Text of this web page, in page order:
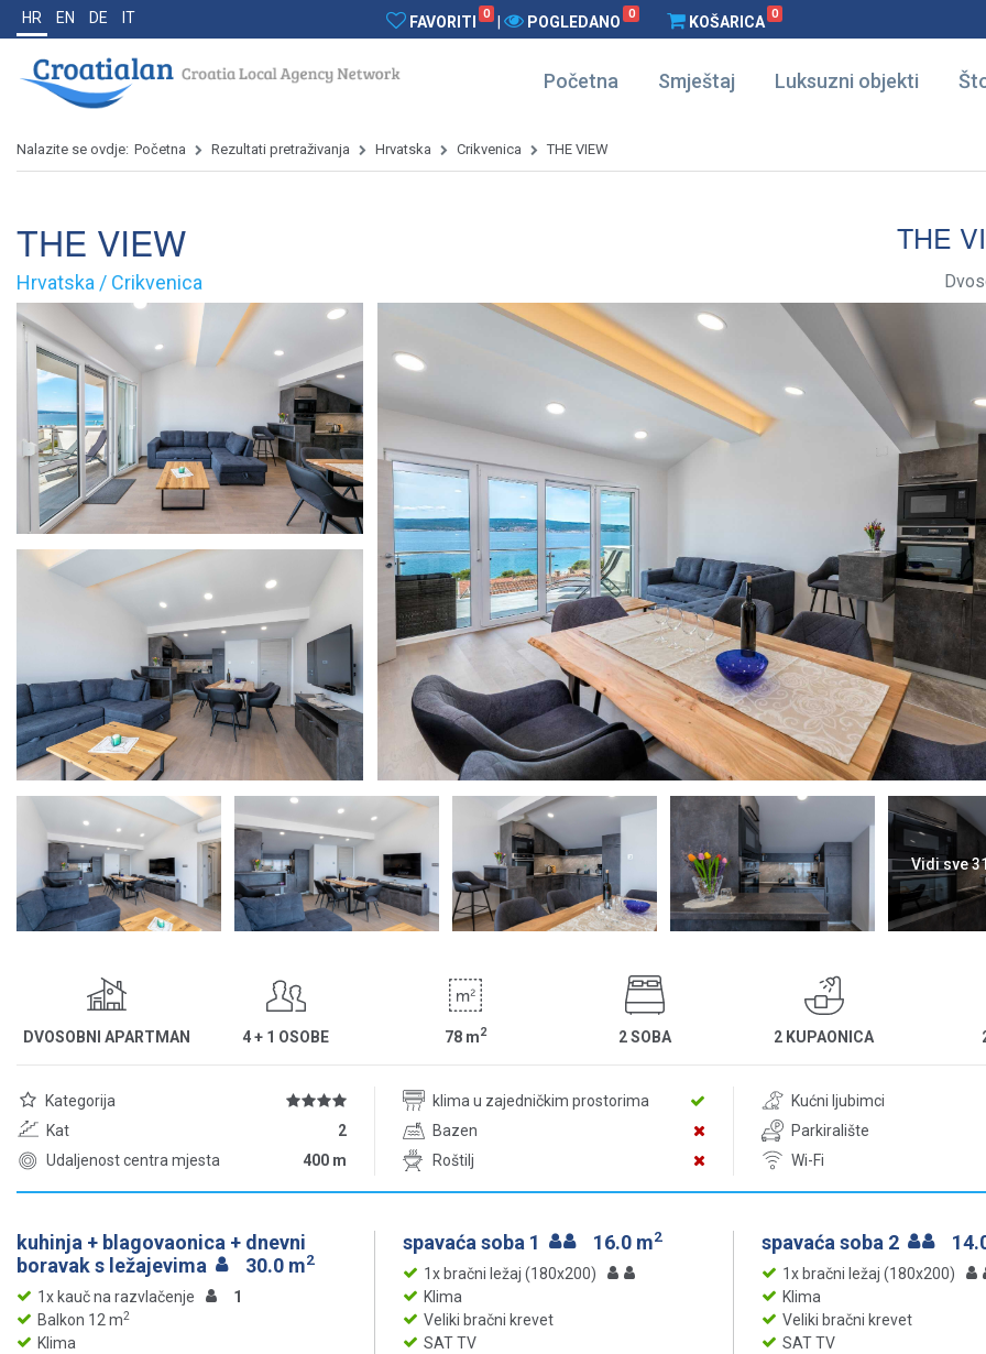
HR EN DE IT FAVORITI 0 POGLEDANO 0 KOŠARICA 0
Početna Smještaj Luksuzni objekti
Nalazite se ovdje: Početna Rezultati pretraživanja Hrvatska Crikvenica THE VIEW
THE VIEW THE
Hrvatska / Crikvenica
Vidi sve
DVOSOBNI APARTMAN 4 + 1 OSOBE 78 m2 2 SOBA 2 KUPAONICA
Kategorija klima u zajedničkim prostorima
Kućni ljubimci
Kat
2 Bazen
Parkiralište
Udaljenost centra mjesta
400 m Roštilj Wi-Fi
kuhinja + blagovaonica + dnevni
boravak s ležajevima
30.0 m2
1x kauč na razvlačenje
1
Balkon 12 m2
Klima
spavaća soba 1 16.0 m2
1x bračni ležaj (180x200)
Klima
Veliki bračni krevet
SAT TV
spavaća soba 2
1x bračni ležaj (180x200)
Klima
Veliki bračni krevet
SAT TV